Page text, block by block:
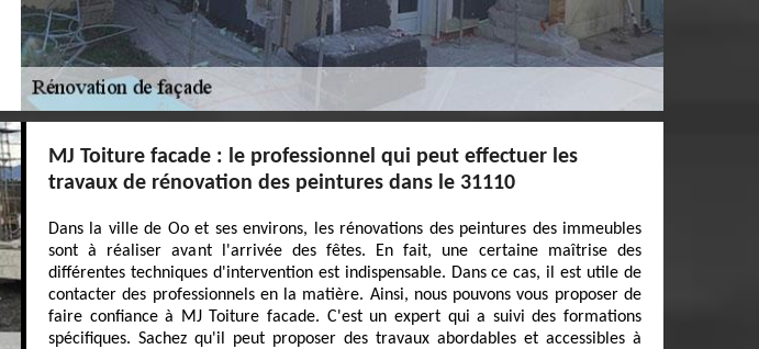
MJ Toiture facade : le professionnel qui peut effectuer les
travaux de rénovation des peintures dans le 31110
Dans la ville de Oo et ses environs, les rénovations des peintures des immeubles
sont à réaliser avant l'arrivée des fêtes. En fait, une certaine maîtrise des
différentes techniques d'intervention est indispensable. Dans ce cas, il est utile de
contacter des professionnels en la matière. Ainsi, nous pouvons vous proposer de
faire confiance à MJ Toiture facade. C'est un expert qui a suivi des formations
spécifiques. Sachez qu'il peut proposer des travaux abordables et accessibles à